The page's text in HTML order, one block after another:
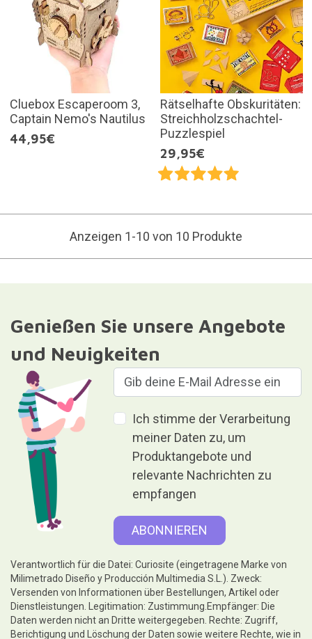
Cluebox Escaperoom 3,
Captain Nemo's Nautilus
44,95€
Rätselhafte Obskuritäten:
Streichholzschachtel-
Puzzlespiel
29,95€
Anzeigen 1-10 von 10 Produkte
Genießen Sie unsere Angebote
und Neuigkeiten
Ich stimme der Verarbeitung
meiner Daten zu, um
Produktangebote und
relevante Nachrichten zu
empfangen
Verantwortlich für die Datei: Curiosite (eingetragene Marke von
Milimetrado Diseño y Producción Multimedia S.L.). Zweck:
Versenden von Informationen über Bestellungen, Artikel oder
Dienstleistungen. Legitimation: Zustimmung.Empfänger: Die
Daten werden nicht an Dritte weitergegeben. Rechte: Zugriff,
Berichtigung und Löschung der Daten sowie weitere Rechte, wie in